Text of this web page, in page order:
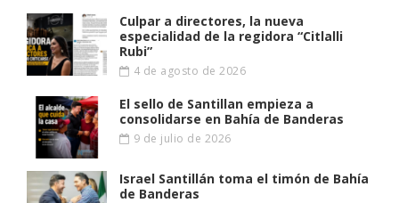
Culpar a directores, la nueva
especialidad de la regidora “Citlalli
Rubi”
4 de agosto de 2026
El sello de Santillan empieza a
consolidarse en Bahía de Banderas
9 de julio de 2026
Israel Santillán toma el timón de Bahía
de Banderas